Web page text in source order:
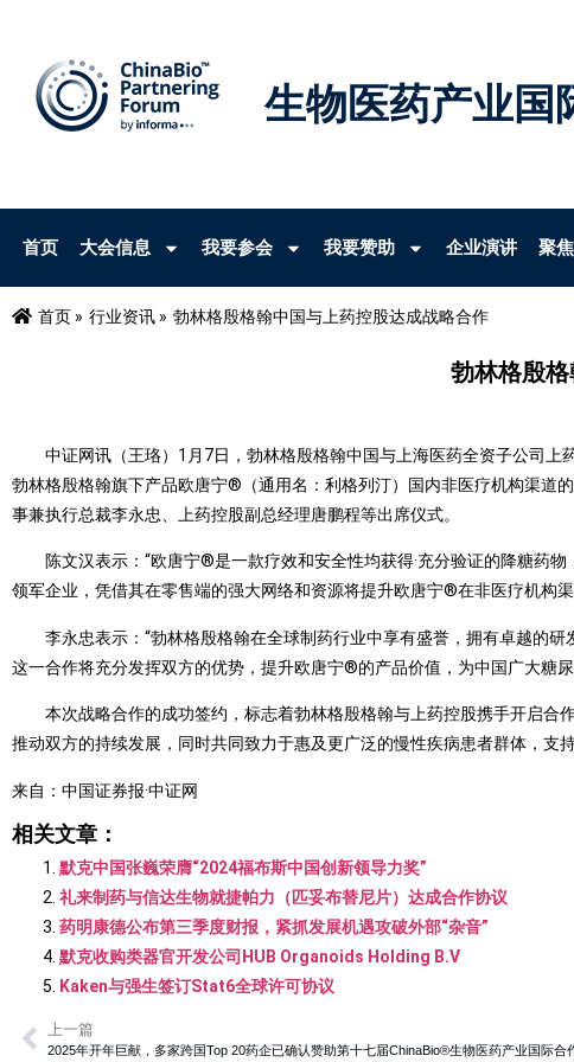
生物医药产业国
首页 大会信息 我要参会 我要赞助 企业演讲 聚
首页 » 行业资讯 » 勃林格殷格翰中国与上药控股达成战略合作
勃林格殷
中证网讯（王珞）1月7日，勃林格殷格翰中国与上海医药全资子公司上
勃林格殷格翰旗下产品欧唐宁®（通用名：利格列汀）国内非医疗机构渠道
事兼执行总裁李永忠、上药控股副总经理唐鹏程等出席仪式。
陈文汉表示：“欧唐宁®是一款疗效和安全性均获得·充分验证的降糖药物
领军企业，凭借其在零售端的强大网络和资源将提升欧唐宁®在非医疗机构
李永忠表示：“勃林格殷格翰在全球制药行业中享有盛誉，拥有卓越的研
这一合作将充分发挥双方的优势，提升欧唐宁®的产品价值，为中国广大糖
本次战略合作的成功签约，标志着勃林格殷格翰与上药控股携手开启合
推动双方的持续发展，同时共同致力于惠及更广泛的慢性疾病患者群体，支
来自：中国证券报·中证网
相关文章：
默克中国张巍荣膺“2024福布斯中国创新领导力奖”
礼来制药与信达生物就捷帕力（匹妥布替尼片）达成合作协议
药明康德公布第三季度财报，紧抓发展机遇攻破外部“杂音”
默克收购类器官开发公司HUB Organoids Holding B.V
Kaken与强生签订Stat6全球许可协议
上一篇
2025年开年巨献，多家跨国Top 20药企已确认赞助第十七届ChinaBio®生物医药产业国际合